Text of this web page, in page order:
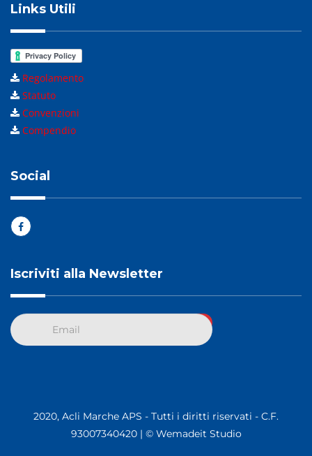
Links Utili
Regolamento
Statuto
Convenzioni
Compendio
Social
Iscriviti alla Newsletter
2020, Acli Marche APS - Tutti i diritti riservati - C.F.
93007340420 | © Wemadeit Studio